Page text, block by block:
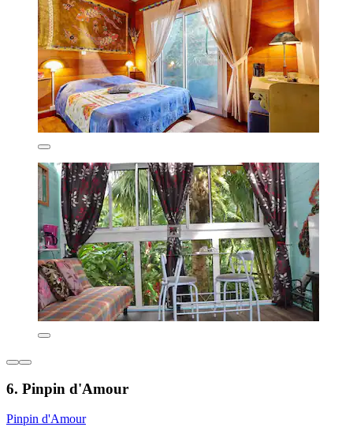
6. Pinpin d'Amour
Pinpin d'Amour